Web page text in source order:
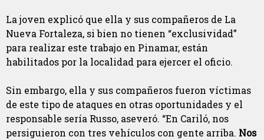
La joven explicó que ella y sus compañeros de La
Nueva Fortaleza, si bien no tienen “exclusividad”
para realizar este trabajo en Pinamar, están
habilitados por la localidad para ejercer el oficio.
Sin embargo, ella y sus compañeros fueron víctimas
de este tipo de ataques en otras oportunidades y el
responsable sería Russo, aseveró. “En Cariló, nos
persiguieron con tres vehículos con gente arriba. Nos